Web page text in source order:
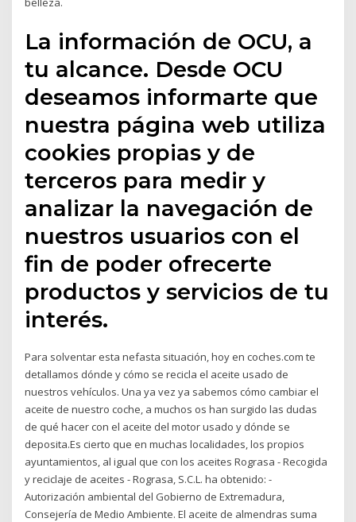
La información de OCU, a
tu alcance. Desde OCU
deseamos informarte que
nuestra página web utiliza
cookies propias y de
terceros para medir y
analizar la navegación de
nuestros usuarios con el
fin de poder ofrecerte
productos y servicios de tu
interés.
Para solventar esta nefasta situación, hoy en coches.com te
detallamos dónde y cómo se recicla el aceite usado de
nuestros vehículos. Una ya vez ya sabemos cómo cambiar el
aceite de nuestro coche, a muchos os han surgido las dudas
de qué hacer con el aceite del motor usado y dónde se
deposita.Es cierto que en muchas localidades, los propios
ayuntamientos, al igual que con los aceites Rograsa - Recogida
y reciclaje de aceites - Rograsa, S.C.L. ha obtenido: -
Autorización ambiental del Gobierno de Extremadura,
Consejería de Medio Ambiente. El aceite de almendras suma